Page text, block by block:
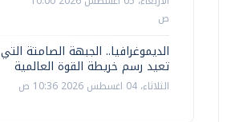
ص
الديموغرافيا.. الجبهة الصامتة التي
تعيد رسم خريطة القوة العالمية
الثلاثاء، 04 اغسطس 2026 10:36 ص